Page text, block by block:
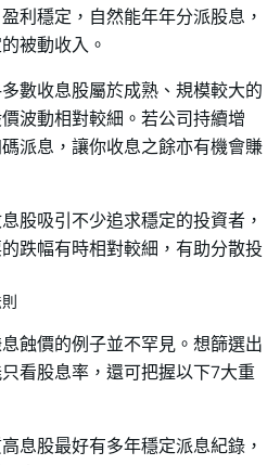
利穩定，自然能年年分派股息，
被動收入。
數收息股屬於成熟、規模較大的
波動相對較細。若公司持續增
派息，讓你收息之餘亦有機會賺
股吸引不少追求穩定的投資者，
跌幅有時相對較細，有助分散投
蝕價的例子並不罕見。想篩選出
看股息率，還可把握以下7大重
息股最好有多年穩定派息紀錄，